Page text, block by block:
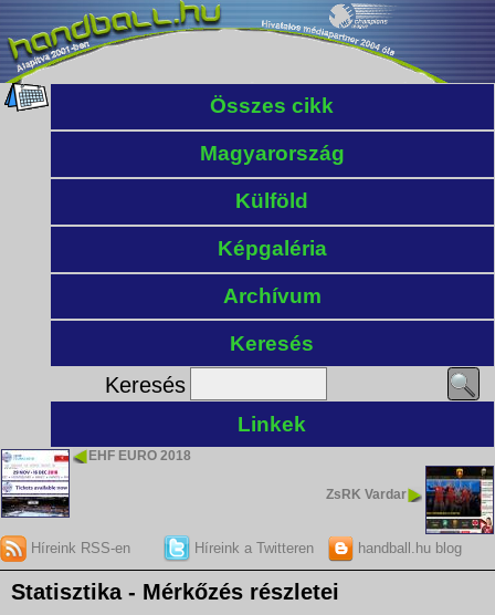
Összes cikk
Magyarország
Külföld
Képgaléria
Archívum
Keresés
Keresés
Linkek
EHF EURO 2018
ZsRK Vardar
Híreink RSS-en Híreink a Twitteren handball.hu blog
Statisztika - Mérkőzés részletei